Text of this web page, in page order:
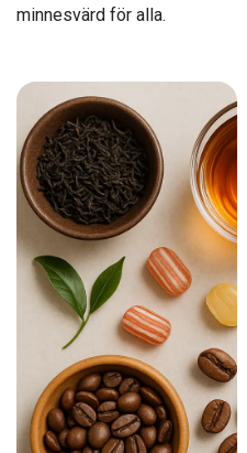
minnesvärd för alla.